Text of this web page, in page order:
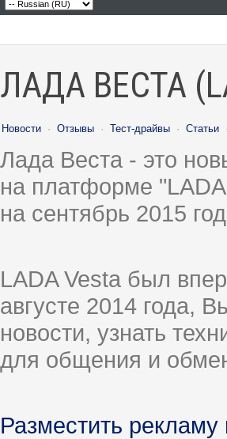
ЛАДА ВЕСТА
Новости · Отзывы · Тест-драйвы · Статьи ·
Лада Веста - это
на платформе
на сентябрь 2015
LADA Vesta был
августе 2014 года,
новости, узнать
для общения и
Разместить рекламу